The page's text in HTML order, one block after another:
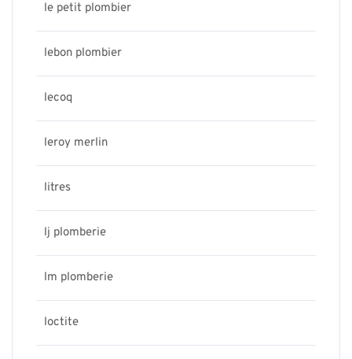
le petit plombier
lebon plombier
lecoq
leroy merlin
litres
lj plomberie
lm plomberie
loctite